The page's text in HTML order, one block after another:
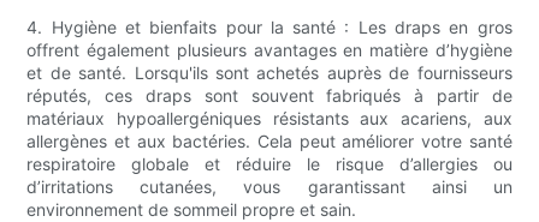
4. Hygiène et bienfaits pour la santé : Les draps en gros
offrent également plusieurs avantages en matière d’hygiène
et de santé. Lorsqu'ils sont achetés auprès de fournisseurs
réputés, ces draps sont souvent fabriqués à partir de
matériaux hypoallergéniques résistants aux acariens, aux
allergènes et aux bactéries. Cela peut améliorer votre santé
respiratoire globale et réduire le risque d’allergies ou
d’irritations cutanées, vous garantissant ainsi un
environnement de sommeil propre et sain.